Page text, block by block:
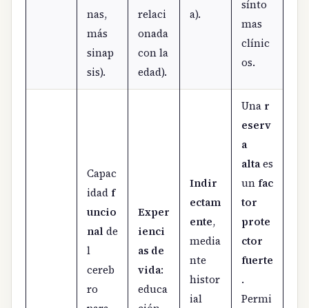
nas,
más
sinap
sis).
relaci
onada
con la
edad).
a).
sínto
mas
clínic
os.
Capac
idadf
uncio
nal de
l
cereb
ro
Exper
ienci
as de
vida:
educa
Indir
ectam
ente,
media
nte
histor
ial
Una r
eserv
a
altaes
unfac
tor
prote
ctor
fuerte
.
Permi